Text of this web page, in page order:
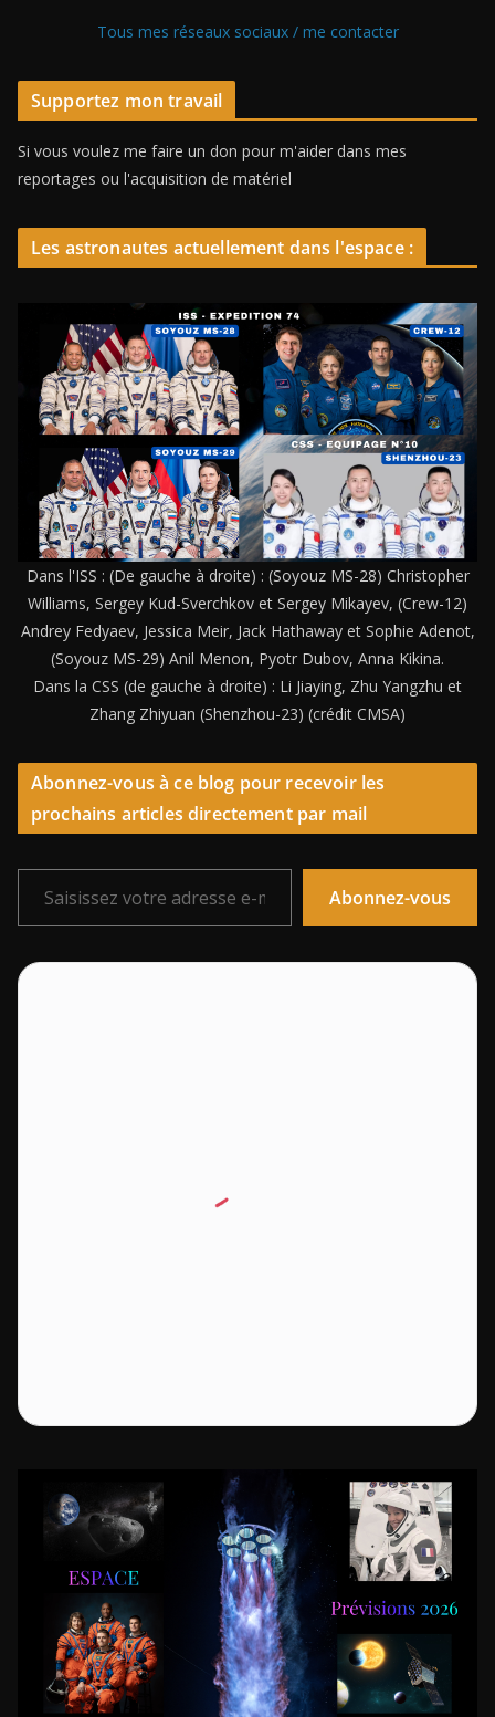
Tous mes réseaux sociaux / me contacter
Supportez mon travail
Si vous voulez me faire un don pour m'aider dans mes
reportages ou l'acquisition de matériel
Les astronautes actuellement dans l'espace :
Dans l'ISS : (De gauche à droite) : (Soyouz MS-28) Christopher
Williams, Sergey Kud-Sverchkov et Sergey Mikayev, (Crew-12)
Andrey Fedyaev, Jessica Meir, Jack Hathaway et Sophie Adenot,
(Soyouz MS-29) Anil Menon, Pyotr Dubov, Anna Kikina.
Dans la CSS (de gauche à droite) : Li Jiaying, Zhu Yangzhu et
Zhang Zhiyuan (Shenzhou-23) (crédit CMSA)
Abonnez-vous à ce blog pour recevoir les
prochains articles directement par mail
Saisissez votre adresse e-mail…
Abonnez-vous